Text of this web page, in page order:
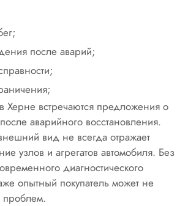
после аварий;
Херне встречаются предложения о
аварийного восстановления.
вид не всегда отражает
узлов и агрегатов автомобиля. Без
диагностического
опытный покупатель может не
проблем.